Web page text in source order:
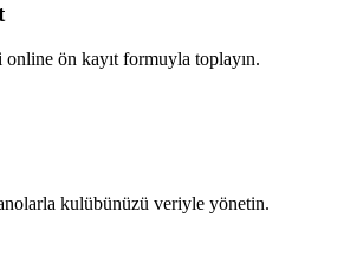
ön kayıt formuyla toplayın.
kulübünüzü veriyle yönetin.